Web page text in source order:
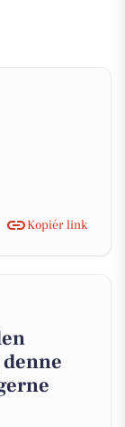
Kopiér link